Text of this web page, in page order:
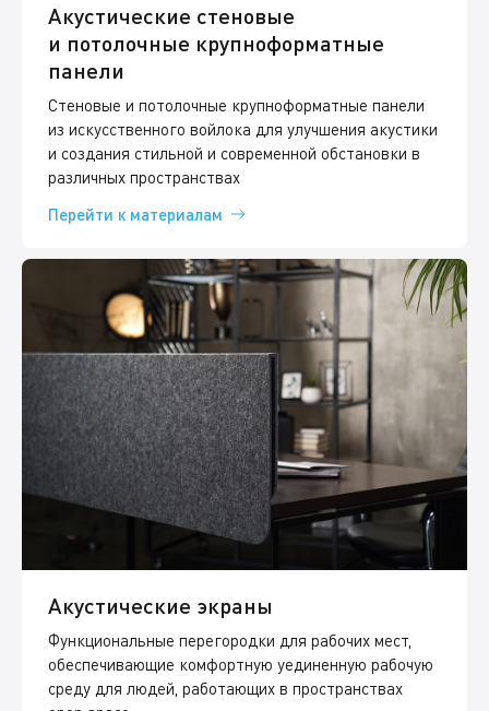
Акустические стеновые
и потолочные крупноформатные
панели
Стеновые и потолочные крупноформатные панели
из искусственного войлока для улучшения акустики
и создания стильной и современной обстановки в
различных пространствах
Перейти к материалам
Акустические экраны
Функциональные перегородки для рабочих мест,
обеспечивающие комфортную уединенную рабочую
среду для людей, работающих в пространствах